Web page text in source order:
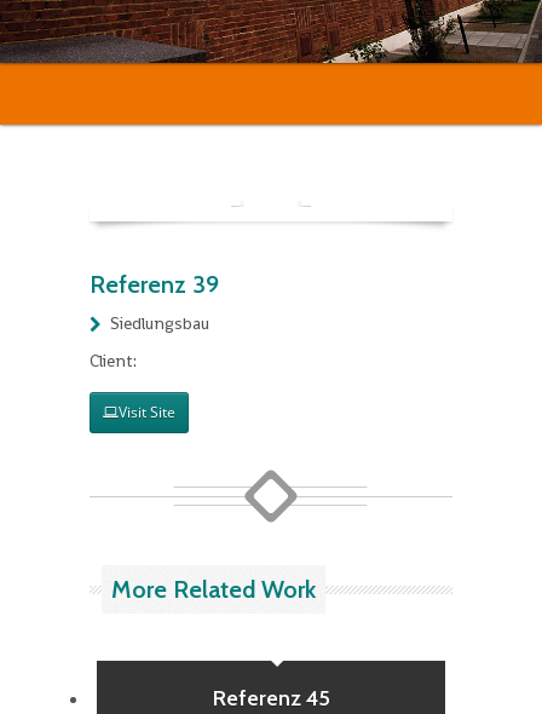
Referenz 39
Siedlungsbau
Client:
Visit Site
More Related Work
Referenz 45